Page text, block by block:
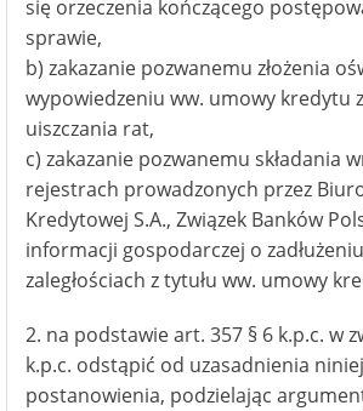
się orzeczenia kończącego
sprawie,
b) zakazanie pozwanemu złożenia
wypowiedzeniu ww. umowy kredytu
uiszczania rat,
c) zakazanie pozwanemu składania
rejestrach prowadzonych przez
Kredytowej S.A., Związek Banków
informacji gospodarczej o
zaległościach z tytułu ww. umowy
2. na podstawie art. 357 § 6 k.p.c. w
k.p.c. odstąpić od uzasadnienia
postanowienia, podzielając